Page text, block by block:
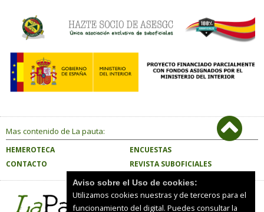
Mas contenido de La pauta:
HEMEROTECA
ENCUESTAS
CONTACTO
REVISTA SUBOFICIALES
Aviso sobre el Uso de cookies:
Utilizamos cookies nuestras y de terceros para el
funcionamiento del digital. Puedes consultar la